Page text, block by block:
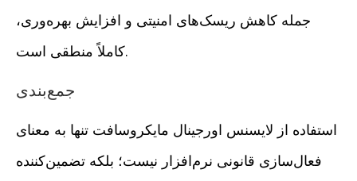
جمله کاهش ریسک‌های امنیتی و افزایش بهره‌وری،
کاملاً منطقی است.
جمع‌بندی
استفاده از لایسنس اورجینال مایکروسافت تنها به معنای
فعال‌سازی قانونی نرم‌افزار نیست؛ بلکه تضمین‌کننده